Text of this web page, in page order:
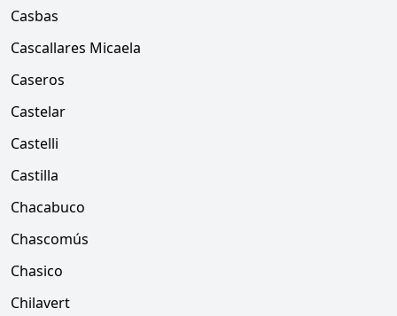
Casbas
Cascallares Micaela
Caseros
Castelar
Castelli
Castilla
Chacabuco
Chascomús
Chasico
Chilavert